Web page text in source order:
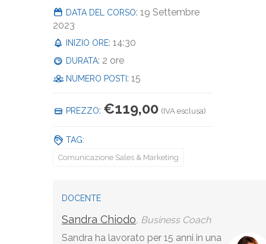
DATA DEL CORSO: 19 Settembre
2023
INIZIO ORE: 14:30
DURATA: 2 ore
NUMERO POSTI : 15
PREZZO: €119,00 (IVA esclusa)
TAG:
Comunicazione Sales & Marketing
DOCENTE
Sandra Chiodo, Business Coach
Sandra ha lavorato per 15 anni in una